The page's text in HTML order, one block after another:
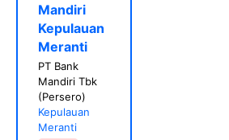
Mandiri
Kepulauan
Meranti
PT Bank
Mandiri Tbk
(Persero)
Kepulauan
Meranti